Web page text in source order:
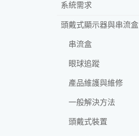
系統需求
頭戴式顯示器與串流盒
串流盒
眼球追蹤
產品維護與維修
一般解決方法
頭戴式裝置